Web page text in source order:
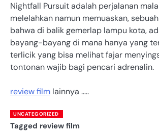
Nightfall Pursuit adalah perjalanan
melelahkan namun memuaskan,
bahwa di balik gemerlap lampu kota,
bayang-bayang di mana hanya yang
terlicik yang bisa melihat fajar
tontonan wajib bagi pencari adrenalin.
review film lainnya …..
UNCATEGORIZED
Tagged review film